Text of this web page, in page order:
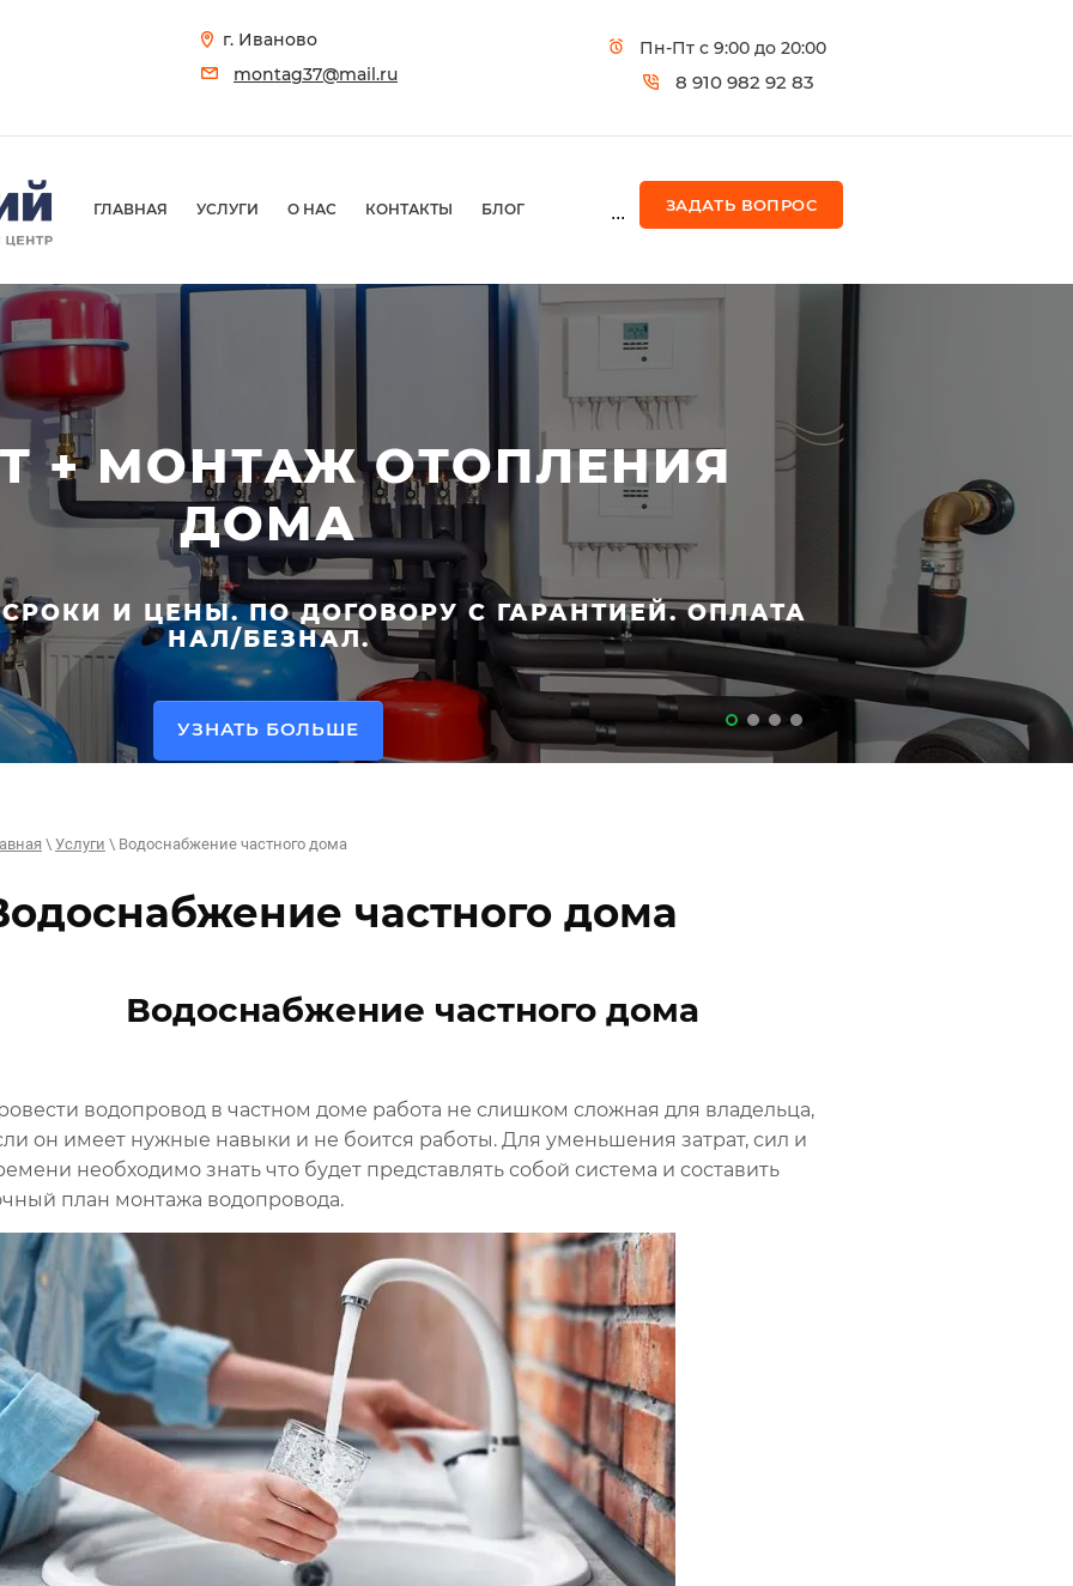
г. Иваново
montag37@mail.ru
Пн-Пт с 9:00 до 20:00
8 910 982 92 83
ГЛАВНАЯ УСЛУГИ О НАС КОНТАКТЫ БЛОГ ... ЗАДАТЬ ВОПРОС
+ МОНТАЖ ОТОПЛЕНИЯ
ДОМА
И ЦЕНЫ. ПО ДОГОВОРУ С ГАРАНТИЕЙ. ОПЛАТА
НАЛ/БЕЗНАЛ.
УЗНАТЬ БОЛЬШЕ
\ Услуги \ Водоснабжение частного дома
частного дома
Водоснабжение частного дома
водопровод в частном доме работа не слишком сложная для владельца,
он имеет нужные навыки и не боится работы. Для уменьшения затрат, сил и
необходимо знать что будет представлять собой система и составить
план монтажа водопровода.